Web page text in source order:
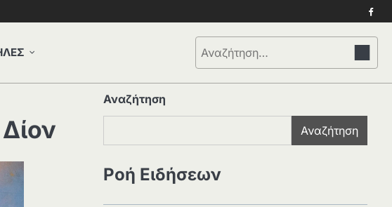
Αναζήτηση
για:
Αναζήτηση
Αναζήτηση
Ροή Ειδήσεων